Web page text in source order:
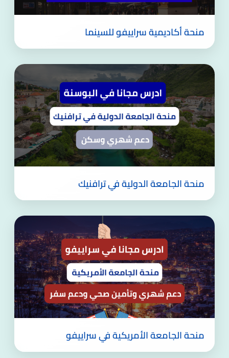
منحة أكاديمية سراييفو للسينما
منحة الجامعة الدولية في ترافنيك
منحة الجامعة الأمريكية في سراييفو